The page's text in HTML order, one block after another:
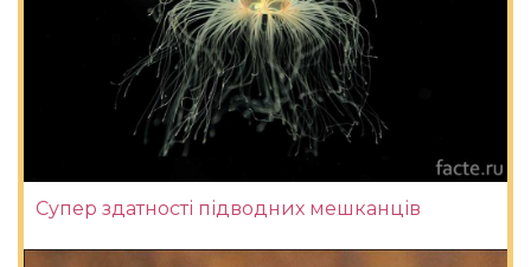
Супер здатності підводних мешканців